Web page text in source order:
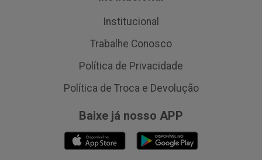
Institucional
Trabalhe Conosco
Política de Privacidade
Política de Troca e Devolução
Baixe já nosso APP